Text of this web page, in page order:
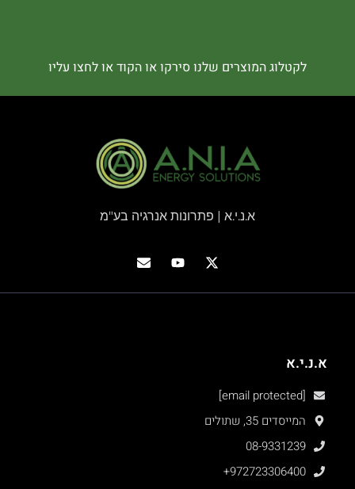
לקטלוג המוצרים שלנו סירקו או הקוד או לחצו עליו
א.נ.י.א | פתרונות אנרגיה בע"מ
א.נ.י.א
[email protected]
המייסדים 35, שתולים
08-9331239
+972723306400